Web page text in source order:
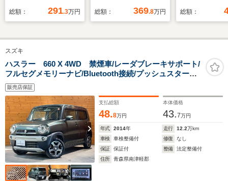
ィーゼルターボ ナビ
総額： 291.3万円
ックカメラ 背面タイ
ダー ETC ステアリ
ライトリベライザー
スペアキー×2 取扱
書 保証書
総額： 369.8万円
ーター 禁煙
ントリー 横
ヘッドライト
ザー 電動格
総額：
スズキ
ハスラー 660 X 4WD 禁煙車/レーダブレーキサポート/
フルセグメモリーナビ/Bluetooth接続/プッシュスタート
式/HID/横滑り防止機能/アイドリングストップ/シートヒー
ター/エンジンスターター付属
販売店保証
支払総額
48.8万円
本体価格
43.7万円
年式 2014年 走行 12.2万km
車検
車検整備付 修復
なし
保証
保証付 整備
法定整備付
住所
青森県南津軽郡